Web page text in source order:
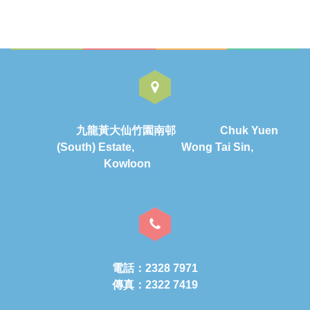
九龍黃大仙竹園南邨 Chuk Yuen
(South) Estate, Wong Tai Sin,
Kowloon
電話：2328 7971
傳真：2322 7419